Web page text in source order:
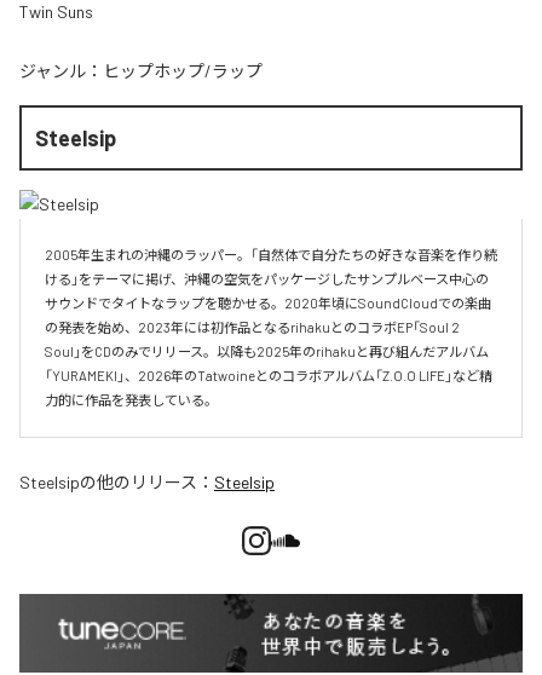
Twin Suns
ジャンル： ヒップホップ/ラップ
Steelsip
2005年生まれの沖縄のラッパー。「自然体で自分たちの好きな音楽を作り続
ける」をテーマに掲げ、沖縄の空気をパッケージしたサンプルベース中心の
サウンドでタイトなラップを聴かせる。2020年頃にSoundCloudでの楽曲
の発表を始め、2023年には初作品となるrihakuとのコラボEP「Soul 2
Soul」をCDのみでリリース。以降も2025年のrihakuと再び組んだアルバム
「YURAMEKI」、2026年のTatwoineとのコラボアルバム「Z.O.O LIFE」など精
力的に作品を発表している。
Steelsipの他のリリース： Steelsip